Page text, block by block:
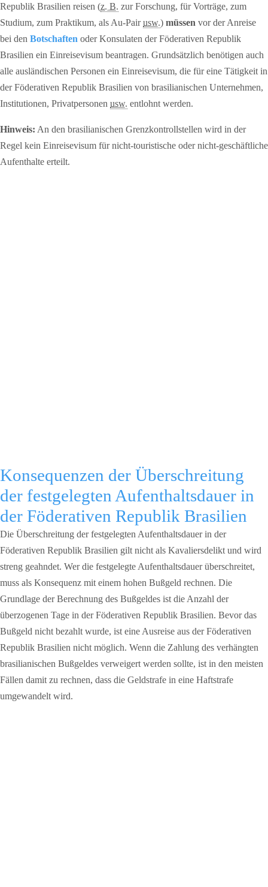
Republik Brasilien reisen (z. B. zur Forschung, für Vorträge, zum
Studium, zum Praktikum, als Au-Pairusw.) müssen vor der Anreise
bei den Botschaften oder Konsulaten der Föderativen Republik
Brasilien ein Einreisevisum beantragen. Grundsätzlich benötigen auch
alle ausländischen Personen ein Einreisevisum, die für eine Tätigkeit in
der Föderativen Republik Brasilien von brasilianischen Unternehmen,
Institutionen, Privatpersonen usw. entlohnt werden.
Hinweis: An den brasilianischen Grenzkontrollstellen wird in der
Regel kein Einreisevisum für nicht-touristische oder nicht-geschäftliche
Aufenthalte erteilt.
Konsequenzen der Überschreitung
der festgelegten Aufenthaltsdauer in
der Föderativen Republik Brasilien
Die Überschreitung der festgelegten Aufenthaltsdauer in der
Föderativen Republik Brasilien gilt nicht als Kavaliersdelikt und wird
streng geahndet. Wer die festgelegte Aufenthaltsdauer überschreitet,
muss als Konsequenz mit einem hohen Bußgeld rechnen. Die
Grundlage der Berechnung des Bußgeldes ist die Anzahl der
überzogenen Tage in der Föderativen Republik Brasilien. Bevor das
Bußgeld nicht bezahlt wurde, ist eine Ausreise aus der Föderativen
Republik Brasilien nicht möglich. Wenn die Zahlung des verhängten
brasilianischen Bußgeldes verweigert werden sollte, ist in den meisten
Fällen damit zu rechnen, dass die Geldstrafe in eine Haftstrafe
umgewandelt wird.